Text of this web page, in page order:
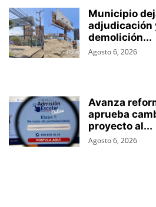
Municipio
adjudicación
demolición...
Agosto 6, 2026
Avanza
aprueba
proyecto al...
Agosto 6, 2026